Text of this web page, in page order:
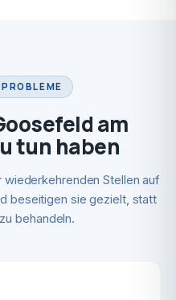
am
tun haben
Stellen auf
beseitigen sie gezielt, statt
behandeln.